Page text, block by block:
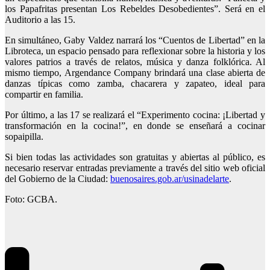
los Papafritas presentan Los Rebeldes Desobedientes”. Será en el
Auditorio a las 15.
En simultáneo, Gaby Valdez narrará los “Cuentos de Libertad” en la
Libroteca, un espacio pensado para reflexionar sobre la historia y los
valores patrios a través de relatos, música y danza folklórica. Al
mismo tiempo, Argendance Company brindará una clase abierta de
danzas típicas como zamba, chacarera y zapateo, ideal para
compartir en familia.
Por último, a las 17 se realizará el “Experimento cocina: ¡Libertad y
transformación en la cocina!”, en donde se enseñará a cocinar
sopaipilla.
Si bien todas las actividades son gratuitas y abiertas al público, es
necesario reservar entradas previamente a través del sitio web oficial
del Gobierno de la Ciudad: buenosaires.gob.ar/usinadelarte.
Foto: GCBA.